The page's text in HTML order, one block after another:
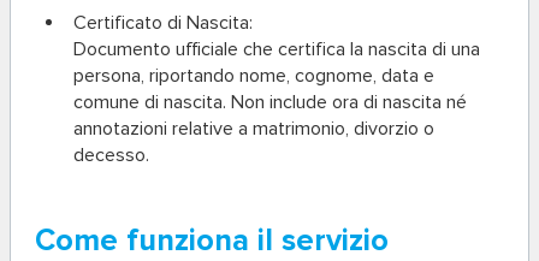
Certificato di Nascita:
Documento ufficiale che certifica la nascita di una
persona, riportando nome, cognome, data e
comune di nascita. Non include ora di nascita né
annotazioni relative a matrimonio, divorzio o
decesso.
Come funziona il servizio